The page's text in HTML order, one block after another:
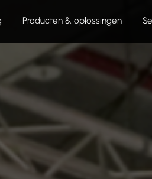
Producten & oplossingen